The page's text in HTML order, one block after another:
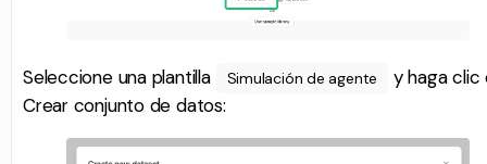
Seleccione una plantilla Simulación de agente
y haga clic
Crear conjunto de datos: